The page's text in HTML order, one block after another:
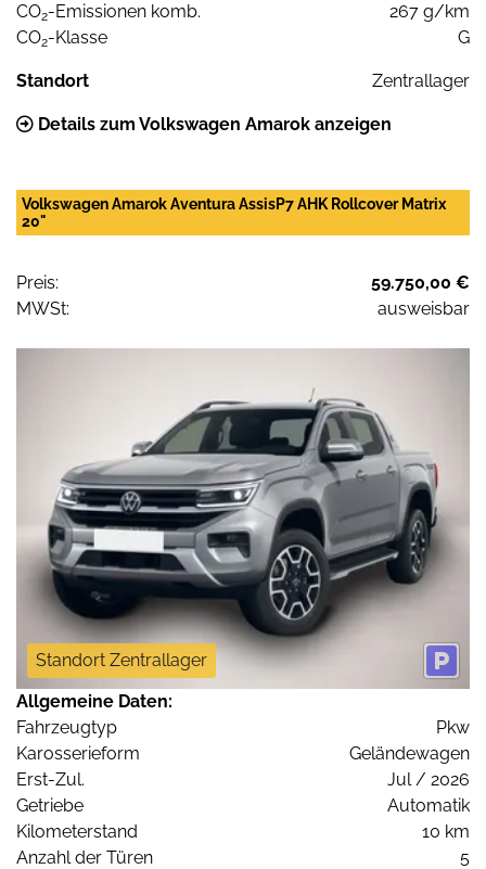
CO2-Emissionen komb.
267 g/km
CO2-Klasse G
Standort Zentrallager
Details zum Volkswagen Amarok anzeigen
Volkswagen Amarok Aventura AssisP7 AHK Rollcover Matrix
20"
Preis:
59.750,00 €
MWSt:
ausweisbar
Standort Zentrallager
Allgemeine Daten:
Fahrzeugtyp
Pkw
Karosserieform
Geländewagen
Erst-Zul.
Jul / 2026
Getriebe
Automatik
Kilometerstand
10 km
Anzahl der Türen
5